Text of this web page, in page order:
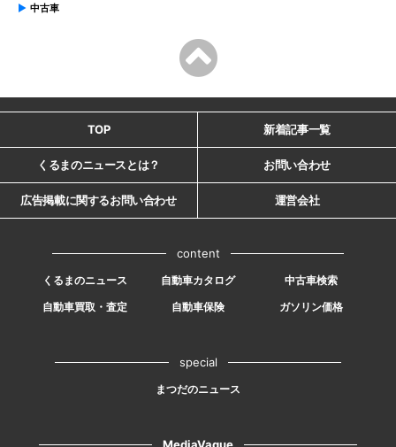
中古車
TOP 新着記事一覧
くるまのニュースとは？ お問い合わせ
広告掲載に関するお問い合わせ 運営会社
content
くるまのニュース 自動車カタログ
中古車検索
自動車買取・査定
自動車保険 ガソリン価格
special
まつだのニュース